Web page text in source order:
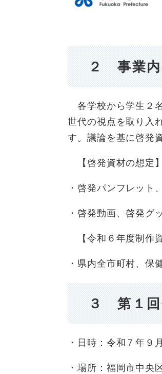
２ 事業
各学校から学生２
世代の視点を取り入
す。議論を基に
【啓発資材の想定】
・啓発パンフレット
・啓発動画、啓発
【令和６年度制作
・県内全市町村、保
３ 第１回
・日時：令和７年９
・場所：福岡市中